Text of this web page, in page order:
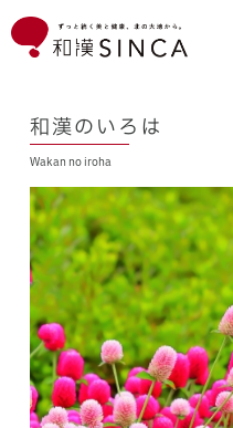
ブランド
こだわり素材
ニュース
和漢のいろは
採用情報
和漢のいろは
Wakan no iroha